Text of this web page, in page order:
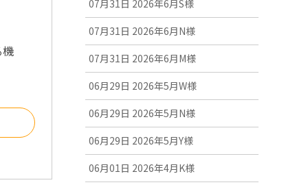
07月31日 2026年6月S様
07月31日 2026年6月N様
07月31日 2026年6月M様
06月29日 2026年5月W様
06月29日 2026年5月N様
06月29日 2026年5月Y様
06月01日 2026年4月K様